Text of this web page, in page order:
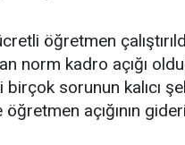
öğretmen
norm kadro açığı
sorunun kalıcı
açığının